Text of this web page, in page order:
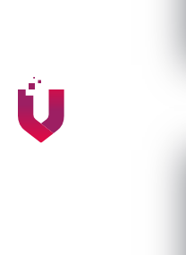
2,500米ドルの賞金が授
チーム
充電器カテゴリーで
た。